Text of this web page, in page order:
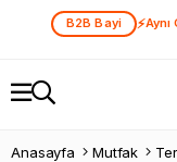
B2B Bayi ⚡Aynı
Anasayfa Mutfak